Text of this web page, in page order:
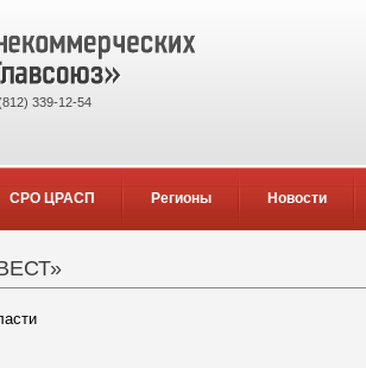
339-12-54
СРО ЦРАСП Регионы Новости